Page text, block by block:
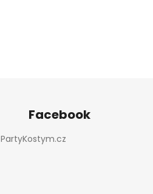
Facebook
PartyKostym.cz